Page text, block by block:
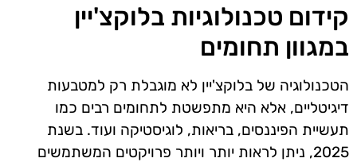
קידום טכנולוגיות בלוקצ'יין
במגוון תחומים
הטכנולוגיה של בלוקצ'יין לא מוגבלת רק למטבעות
דיגיטליים, אלא היא מתפשטת לתחומים רבים כמו
תעשיית הפיננסים, בריאות, לוגיסטיקה ועוד. בשנת
2025, ניתן לראות יותר ויותר פרויקטים המשתמשים